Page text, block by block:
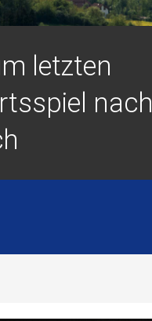
letzten
nach